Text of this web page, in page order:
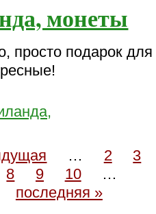
монеты
просто подарок для
… 2
3
8 9 10
…
последняя »